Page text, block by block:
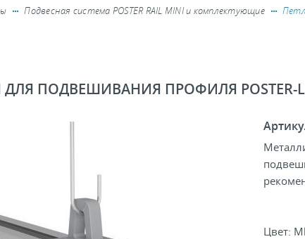
Подвесная система POSTER RAIL MINI и комплектующие
ДЛЯ ПОДВЕШИВАНИЯ ПРОФИЛЯ POSTER-
Цвет: Ml